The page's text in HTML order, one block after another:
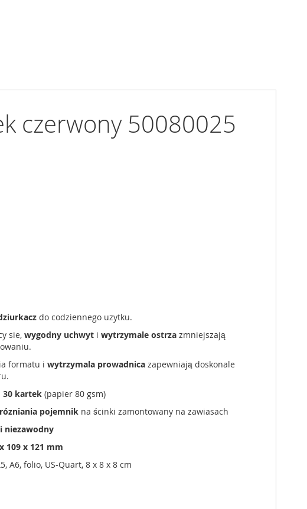
czerwony 50080025
do codziennego uzytku.
sie, wygodny uchwyt i wytrzymale ostrza zmniejszają
formatu i wytrzymala prowadnica zapewniają doskonale
30 kartek (papier 80 gsm)
pojemnik na ścinki zamontowany na zawiasach
niezawodny
109 x 121 mm
A6, folio, US-Quart, 8 x 8 x 8 cm